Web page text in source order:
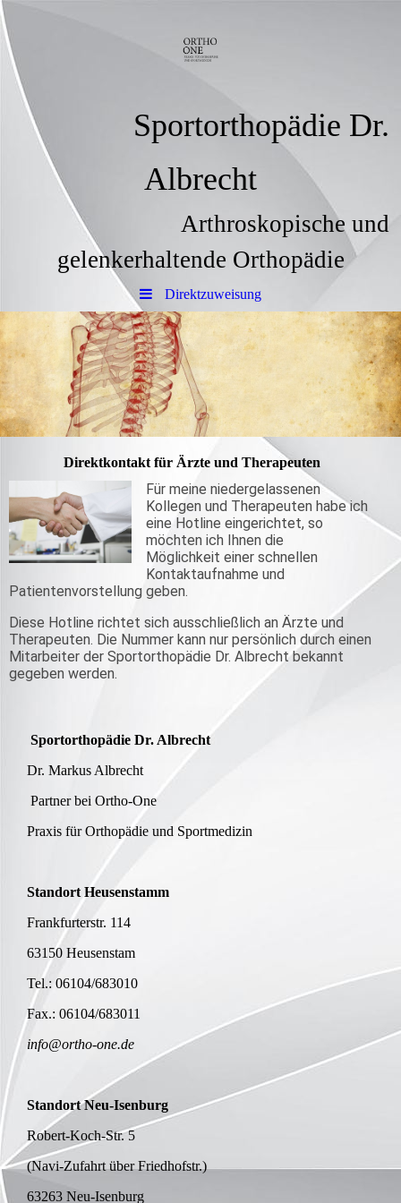
Sportorthopädie Dr.
Albrecht
Arthroskopische und
gelenkerhaltende Orthopädie
Direktzuweisung
Direktkontakt für Ärzte und Therapeuten
Für meine niedergelassenen
Kollegen und Therapeuten habe ich
eine Hotline eingerichtet, so
möchten ich Ihnen die
Möglichkeit einer schnellen
Kontaktaufnahme und
Patientenvorstellung geben.
Diese Hotline richtet sich ausschließlich an Ärzte und
Therapeuten. Die Nummer kann nur persönlich durch einen
Mitarbeiter der Sportorthopädie Dr. Albrecht bekannt
gegeben werden.
Sportorthopädie Dr. Albrecht
Dr. Markus Albrecht
Partner bei Ortho-One
Praxis für Orthopädie und Sportmedizin
Standort Heusenstamm
Frankfurterstr. 114
63150 Heusenstam
Tel.: 06104/683010
Fax.: 06104/683011
info@ortho-one.de
Standort Neu-Isenburg
Robert-Koch-Str. 5
(Navi-Zufahrt über Friedhofstr.)
63263 Neu-Isenburg